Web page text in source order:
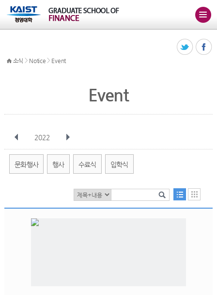
소식 > Notice > Event
Event
2022
전체 1월 2월 4월 5월 6월
문화행사 행사 수료식 입학식